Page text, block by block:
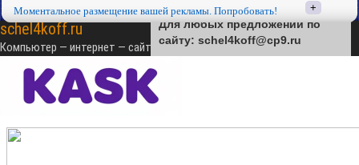
Моментальное размещение вашей рекламы. Попробовать! +
schel4koff.ru
Компьютер — интернет — сайтостроение — SEO — монетизация
Моментальное размещение вашей рекламы. Попробовать! +
Для любых предложений по
сайту: schel4koff@cp9.ru